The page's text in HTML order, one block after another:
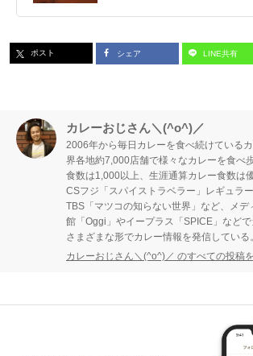
ポスト シェア LINE共有
カレーおじさん＼(^o^)／
2006年から毎日カレーを食べ続けている
界各地約7,000店舗で様々なカレーを食べ
食数は1,000以上、生涯通算カレー食数は
CSフジ「スパイストラベラー」レギュラー
TBS「マツコの知らない世界」など、メデ
館「Oggi」やイープラス「SPICE」などで
さまざまな形でカレー情報を発信している。
カレーおじさん＼(^o^)／ のすべての投稿